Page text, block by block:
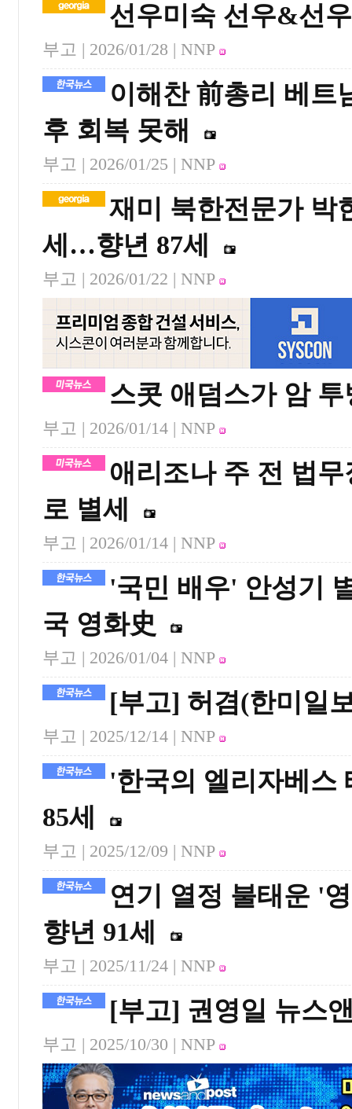
선우미숙 선우&선
부고 | 2026/01/28 | NNP
이해찬 前총리 베
후 회복 못해
부고 | 2026/01/25 | NNP
재미 북한전문가 박
세…향년 87세
부고 | 2026/01/22 | NNP
스콧 애덤스가 암
부고 | 2026/01/14 | NNP
애리조나 주 전 법
로 별세
부고 | 2026/01/14 | NNP
'국민 배우' 안성기
국 영화史
부고 | 2026/01/04 | NNP
[부고] 허겸(한미일
부고 | 2025/12/14 | NNP
'한국의 엘리자베
85세
부고 | 2025/12/09 | NNP
연기 열정 불태운 '
향년 91세
부고 | 2025/11/24 | NNP
[부고] 권영일 뉴스
부고 | 2025/10/30 | NNP